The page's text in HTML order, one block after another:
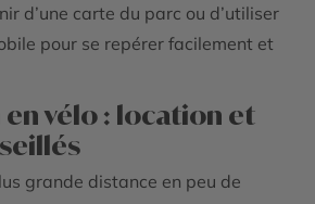
d’une carte du parc ou d’utiliser
pour se repérer facilement et
vélo : location et
grande distance en peu de